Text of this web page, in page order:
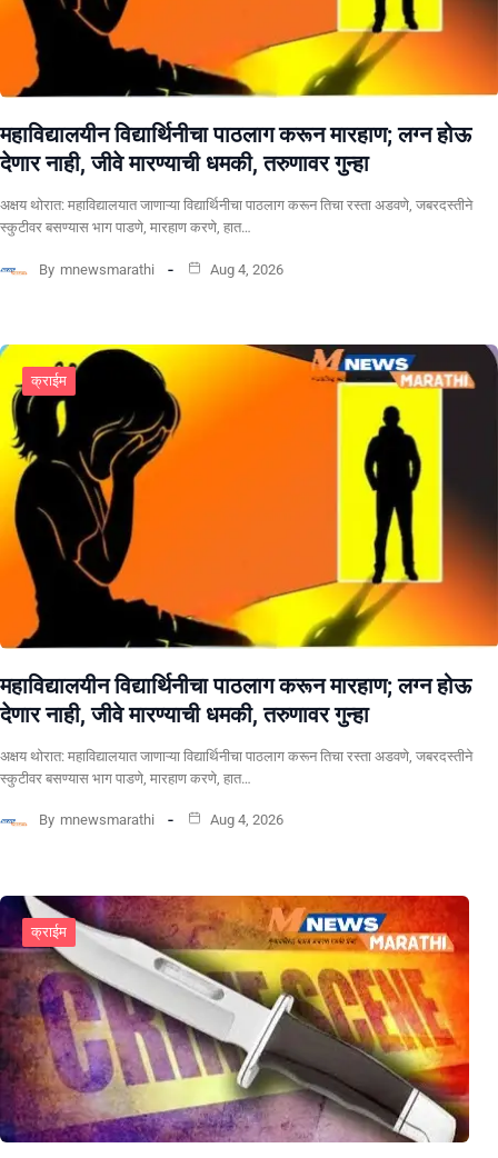
महाविद्यालयीन विद्यार्थिनीचा पाठलाग करून मारहाण; लग्न होऊ
देणार नाही, जीवे मारण्याची धमकी, तरुणावर गुन्हा
अक्षय थोरात: महाविद्यालयात जाणाऱ्या विद्यार्थिनीचा पाठलाग करून तिचा रस्ता अडवणे, जबरदस्तीने
स्कुटीवर बसण्यास भाग पाडणे, मारहाण करणे, हात…
By mnewsmarathi Aug 4, 2026
क्राईम
महाविद्यालयीन विद्यार्थिनीचा पाठलाग करून मारहाण; लग्न होऊ
देणार नाही, जीवे मारण्याची धमकी, तरुणावर गुन्हा
अक्षय थोरात: महाविद्यालयात जाणाऱ्या विद्यार्थिनीचा पाठलाग करून तिचा रस्ता अडवणे, जबरदस्तीने
स्कुटीवर बसण्यास भाग पाडणे, मारहाण करणे, हात…
By mnewsmarathi Aug 4, 2026
क्राईम